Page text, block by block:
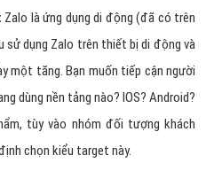
Zalo là ứng dụng di động (đã có trên
sử dụng Zalo trên thiết bị di động và
một tăng. Bạn muốn tiếp cận người
dùng nền tảng nào? IOS? Android?
tùy vào nhóm đối tượng khách
chọn kiểu target này.